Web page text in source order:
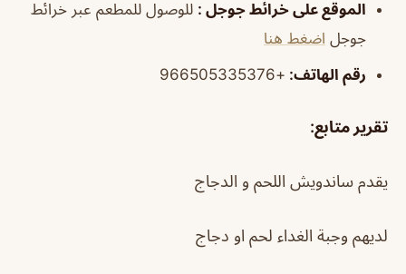
الموقع على خرائط جوجل : للوصول للمطعم عبر خرائط
جوجل اضغط هنا
رقم الهاتف: +966505335376
تقرير متابع:
يقدم ساندويش اللحم و الدجاج
لديهم وجبة الغداء لحم او دجاج